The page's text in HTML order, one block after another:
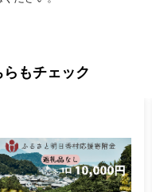
もチェック